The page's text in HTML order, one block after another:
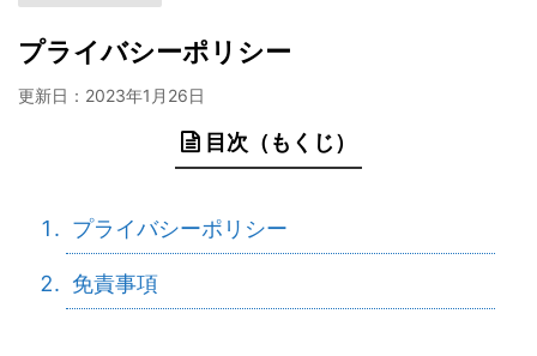
プライバシーポリシー
更新日： 2023年1月26日
目次（もくじ）
プライバシーポリシー
免責事項